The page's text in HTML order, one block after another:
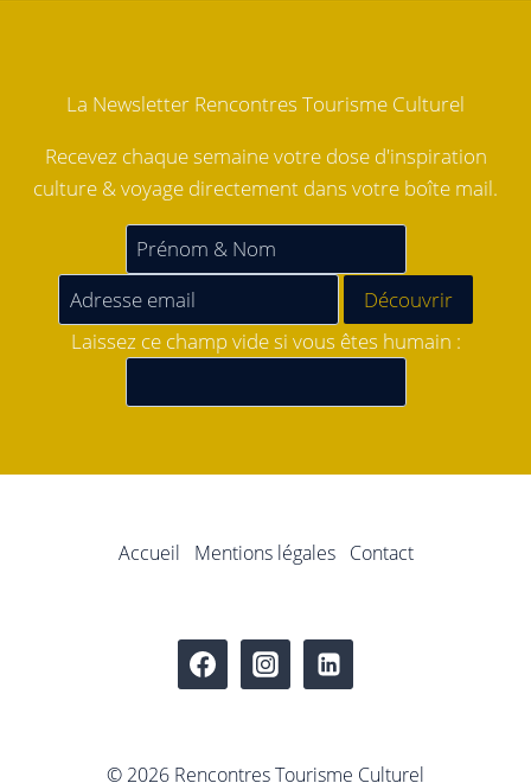
La Newsletter Rencontres Tourisme Culturel
Recevez chaque semaine votre dose d'inspiration
culture & voyage directement dans votre boîte mail.
Laissez ce champ vide si vous êtes humain :
Accueil Mentions légales Contact
© 2026 Rencontres Tourisme Culturel